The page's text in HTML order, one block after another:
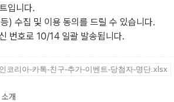
입니다.
) 수집 및 이용 동의를 드릴 수 있습니다.
번호로 10/14 일괄 발송됩니다.
코리아-카톡-친구-추가-이벤트-당첨자-명단.xlsx
개